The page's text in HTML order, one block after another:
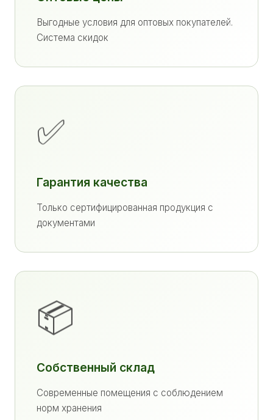
Выгодные условия для оптовых покупателей.
Система скидок
✅
Гарантия качества
Только сертифицированная продукция с
документами
📦
Собственный склад
Современные помещения с соблюдением
норм хранения